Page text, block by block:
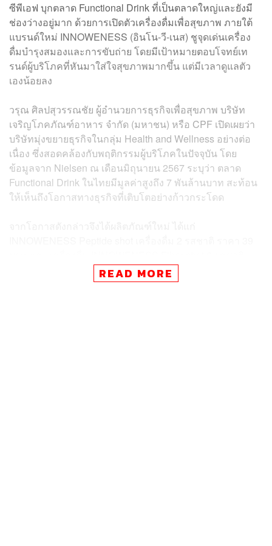
ซีพีเอฟ บุกตลาด Functional Drink ที่เป็นตลาดใหญ่และยังมี
ช่องว่างอยู่มาก ด้วยการเปิดตัวเครื่องดื่มเพื่อสุขภาพ ภายใต้
แบรนด์ใหม่ INNOWENESS (อินโน-วี-เนส) ชูจุดเด่นเครื่อง
ดื่มบำรุงสมองและการขับถ่าย โดยมีเป้าหมายตอบโจทย์เท
รนด์ผู้บริโภคที่หันมาใส่ใจสุขภาพมากขึ้น แต่มีเวลาดูแลตัว
เองน้อยลง
วรุณ ศิลปสุวรรณชัย ผู้อำนวยการธุรกิจเพื่อสุขภาพ บริษัท
เจริญโภคภัณฑ์อาหาร จำกัด (มหาชน) หรือ CPF เปิดเผยว่า
บริษัทมุ่งขยายธุรกิจในกลุ่ม Health and Wellness อย่างต่อ
เนื่อง ซึ่งสอดคล้องกับพฤติกรรมผู้บริโภคในปัจจุบัน โดย
ข้อมูลจาก Nielsen ณ เดือนมิถุนายน 2567 ระบุว่า ตลาด
Functional Drink ในไทยมีมูลค่าสูงถึง 7 พันล้านบาท สะท้อน
ให้เห็นถึงโอกาสทางธุรกิจที่เติบโตอย่างก้าวกระโดด
ราคา 35 บาท วางจำหน่ายผ่านช่องทางร้านสะดวก โดยทุกๆ
ผลิตภัณฑ์ผ่านการวิจัยและพัฒนาโดยซีพีเอฟ ซึ่งเป็นผู้
READ MORE